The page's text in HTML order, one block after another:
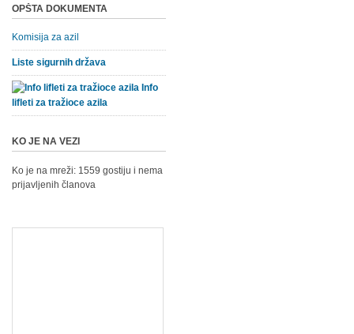
OPŠTA DOKUMENTA
Komisija za azil
Liste sigurnih država
Info
lifleti za tražioce azila
KO JE NA VEZI
Ko je na mreži: 1559 gostiju i nema
prijavljenih članova